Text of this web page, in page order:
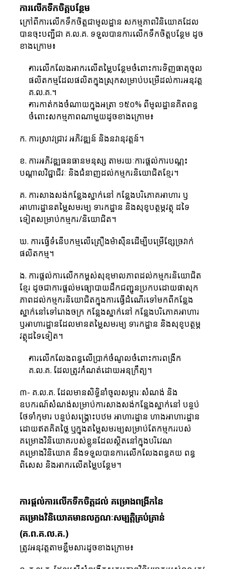
ការលើកទឹកចិត្តបន្ថែម
ក្រៅពីការលើកទឹកចិត្តជាមូលដ្ឋាន សកម្មភាពវិនិយោគដែល
បានចុះបញ្ជីជា គ.ល.គ. ទទួលបានការលើកទឹកចិត្តបន្ថែម ដូច
ខាងក្រោម៖
ការលើកលែងអាករលើតម្លៃបន្ថែមចំពោះការទិញធាតុចូល
ផលិតកម្មដែលផលិតក្នុងស្រុកសម្រាប់បម្រើដល់ការអនុវត្ត
គ.ល.គ.។
ការកាត់កងចំណាយក្នុងអត្រា ១៥០% ពីមូលដ្ឋានគិតពន្ធ
ចំពោះសកម្មភាពណាមួយដូចខាងក្រោម​៖
​ក. ការស្រាវជ្រាវ អភិវឌ្ឍន៍ និងនវានុវត្តន៍។
ខ. ការអភិវឌ្ឍធនធានមនុស្ស តាមរយៈការផ្តល់ការបណ្តុះ
បណ្តាលវិជ្ជាជីវៈ និងជំនាញដល់កម្មករនិយោជិតខ្មែរ។
គ. ការសាងសង់កន្លែងស្នាក់នៅ កន្លែងបរិភោគអាហារ ឫ
អាហារដ្ឋានតម្លៃសមរម្យ ទារកដ្ឋាន និងសុខូបត្ថម្ភវត្ថុ ដទៃ
ទៀតសម្រាប់កម្មករ/និយោជិត។
ឃ. ការធ្វើទំនើបកម្មលើគ្រឿងម៉ាស៊ីនដើម្បីបម្រើខ្សែច្រវាក់
ផលិតកម្ម។
ង. ការផ្តល់ការលើកកម្ពស់សុខុមាលភាពដល់កម្មករនិយោជិត
ខ្មែរ ដូចជាការផ្តល់មធ្យោបាយដឹកជញ្ជូនប្រកបដោយផាសុក
ភាពដល់កម្មករនិយោជិតក្នុងការធ្វើដំណើរទៅមកពីកន្លែង
ស្នាក់នៅទៅរោងចក្រ កន្លែងស្នាក់នៅ កន្លែងបរិភោគអាហារ
ឫអាហារដ្ឋានដែលមានតម្លៃសមរម្យ ទារកដ្ឋាន និងសុខូបត្ថម្ភ
វត្ថុដទៃទៀត។
ការលើកលែងពន្ធលើប្រាក់ចំណូលចំពោះការពង្រីក
គ.ល.គ. ដែលត្រូវកំណត់ដោយអនុក្រឹត្យ។
៣- គ.ល.គ. ដែលមានសិទ្ធិនាំចូលសម្ភារៈសំណង់ និង
ឧបករណ៍សំណង់សម្រាប់ការសាងសង់កន្លែងស្នាក់នៅ បន្ទប់
ថែទាំកុមារ បន្ទប់សង្គ្រោះបឋម អាហារដ្ឋាន ហាងអាហារដ្ឋាន
ដោយឥតគិតថ្លៃ ឬក្នុងតម្លៃសមរម្យសម្រាប់តែកម្មកររបស់
គម្រោងវិនិយោគរបស់ខ្លួនដែលស្ថិតនៅក្នុងបរិវេណ
គម្រោងវិនិយោគ នឹងទទួលបានការលើកលែងពន្ធគយ ពន្ធ
ពិសេស និងអាករលើតម្លៃបន្ថែម។
ការផ្តល់ការលើកទឹកចិត្តដល់ គម្រោងពង្រីកនៃ
គម្រោងវិនិយោគមានលក្ខណៈសម្បត្តិគ្រប់គ្រាន់
(គ.ព.គ.ល.គ.)
ត្រូវអនុវត្តតាមខ្លឹមសារដូចខាងក្រោម៖